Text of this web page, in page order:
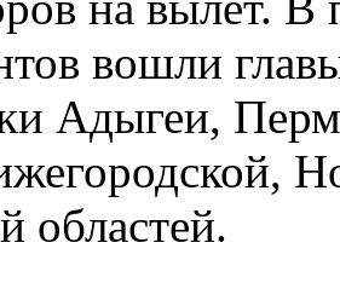
вошли
Адыгеи,
областей.